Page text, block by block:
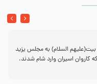
بیت‌(علیهم السلام) به مجلس یزید
كاروان اسیران وارد شام شدند،